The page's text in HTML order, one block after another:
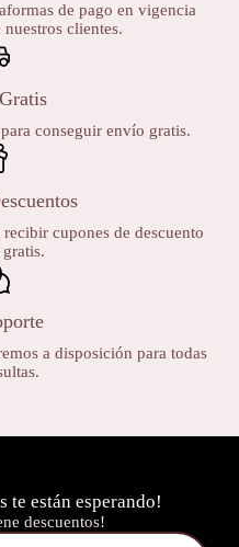
de pago en vigencia
clientes.
conseguir envío gratis.
cupones de descuento
a disposición para todas
te están esperando!
descuentos!